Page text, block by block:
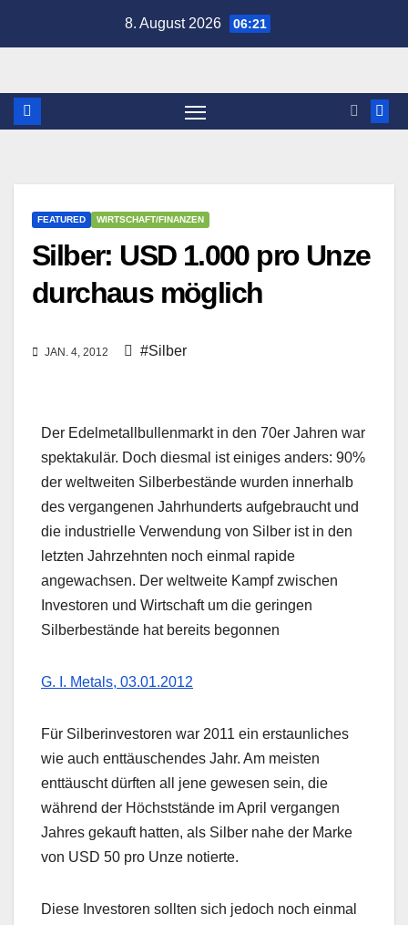
8. August 2026 06:21
FEATURED WIRTSCHAFT/FINANZEN
Silber: USD 1.000 pro Unze
durchaus möglich
JAN. 4, 2012 #Silber
Der Edelmetallbullenmarkt in den 70er Jahren war
spektakulär. Doch diesmal ist einiges anders: 90%
der weltweiten Silberbestände wurden innerhalb
des vergangenen Jahrhunderts aufgebraucht und
die industrielle Verwendung von Silber ist in den
letzten Jahrzehnten noch einmal rapide
angewachsen. Der weltweite Kampf zwischen
Investoren und Wirtschaft um die geringen
Silberbestände hat bereits begonnen
G. I. Metals, 03.01.2012
Für Silberinvestoren war 2011 ein erstaunliches
wie auch enttäuschendes Jahr. Am meisten
enttäuscht dürften all jene gewesen sein, die
während der Höchststände im April vergangen
Jahres gekauft hatten, als Silber nahe der Marke
von USD 50 pro Unze notierte.
Diese Investoren sollten sich jedoch noch einmal